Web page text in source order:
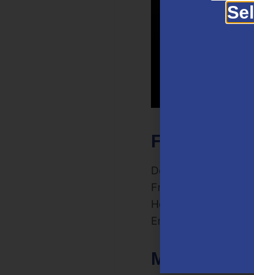
Für wen ist
Der High
Frequenz erhöhen
Herzensgeschäft
Erfüllung sucht,
Meine